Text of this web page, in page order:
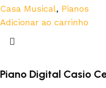
Casa Musical, Pianos
Adicionar ao carrinho
Piano Digital Casio